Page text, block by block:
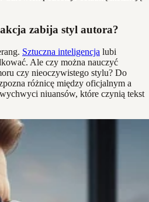
zabija styl autora?
Sztuczna inteligencja lubi
Ale czy można nauczyć
czy nieoczywistego stylu? Do
różnicę między oficjalnym a
niuansów, które czynią tekst